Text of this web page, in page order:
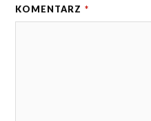
KOMENTARZ *